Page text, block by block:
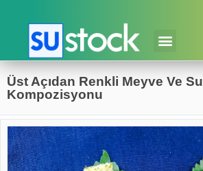
Üst Açıdan Renkli Meyve Ve Su
Kompozisyonu